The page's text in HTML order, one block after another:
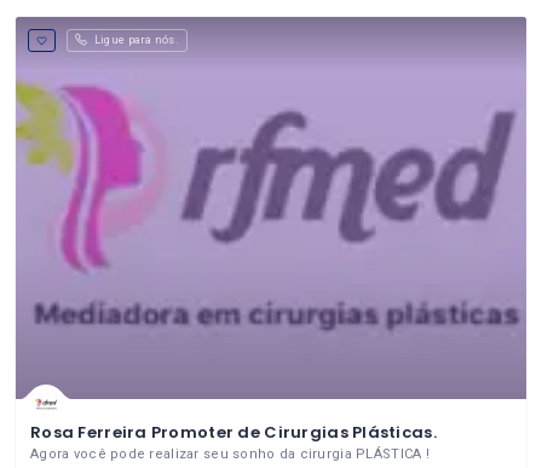
Ligue para nós.
Rosa Ferreira Promoter de Cirurgias Plásticas.
Agora você pode realizar seu sonho da cirurgia PLÁSTICA !